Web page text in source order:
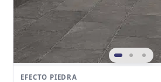
EFECTO PIEDRA